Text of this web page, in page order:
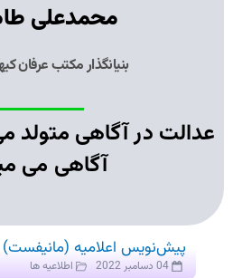
محمدعلی
بنیانگذارمکتب عرفان
عدالت در آگاهى متولد
آگاهى مى
پیش‌نویس اعلامیه (مانیفست)
04 دسامبر 2022 اطلاعیه ها